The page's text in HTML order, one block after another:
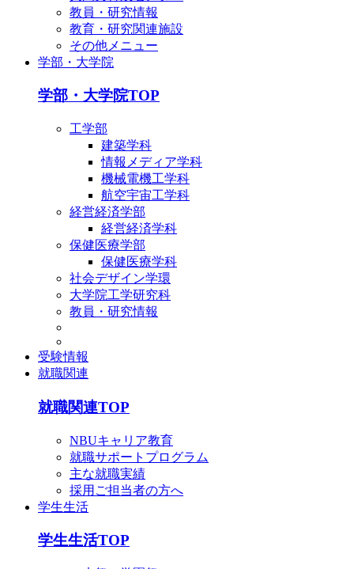
教員・研究情報
教育・研究関連施設
その他メニュー
学部・大学院
学部・大学院TOP
工学部
建築学科
情報メディア学科
機械電機工学科
航空宇宙工学科
経営経済学部
経営経済学科
保健医療学部
保健医療学科
社会デザイン学環
大学院工学研究科
教員・研究情報
受験情報
就職関連
就職関連TOP
NBUキャリア教育
就職サポートプログラム
主な就職実績
採用ご担当者の方へ
学生生活
学生生活TOP